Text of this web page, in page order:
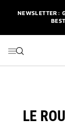
NEWSLETTER:
PROFITIEREN SIE
EINEM
NEWSLETTER:
LE